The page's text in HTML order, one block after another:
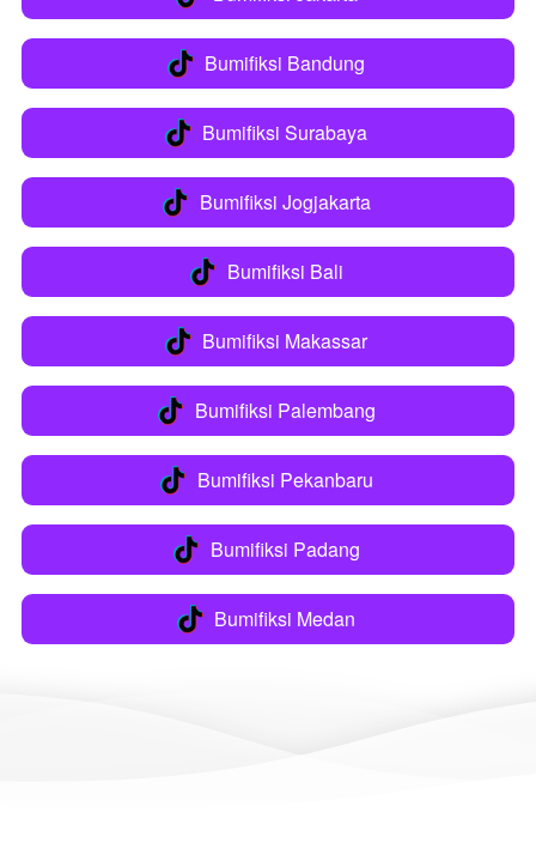
` Bumifiksi Bandung
` Bumifiksi Surabaya
` Bumifiksi Jogjakarta
` Bumifiksi Bali
` Bumifiksi Makassar
` Bumifiksi Palembang
` Bumifiksi Pekanbaru
` Bumifiksi Padang
` Bumifiksi Medan